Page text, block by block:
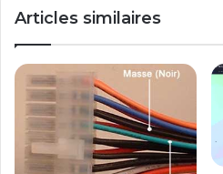
Articles similaires